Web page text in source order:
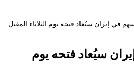
في إيران سيُعاد فتحه يوم الثلاثاء المقبل
سيُعاد فتحه يوم